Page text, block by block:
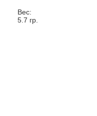
Вес:
5.7 гр.